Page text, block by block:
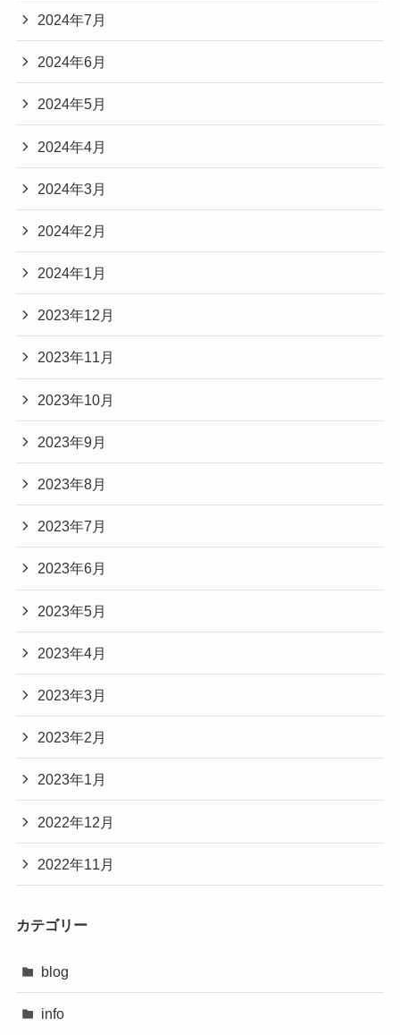
2024年7月
2024年6月
2024年5月
2024年4月
2024年3月
2024年2月
2024年1月
2023年12月
2023年11月
2023年10月
2023年9月
2023年8月
2023年7月
2023年6月
2023年5月
2023年4月
2023年3月
2023年2月
2023年1月
2022年12月
2022年11月
カテゴリー
blog
info